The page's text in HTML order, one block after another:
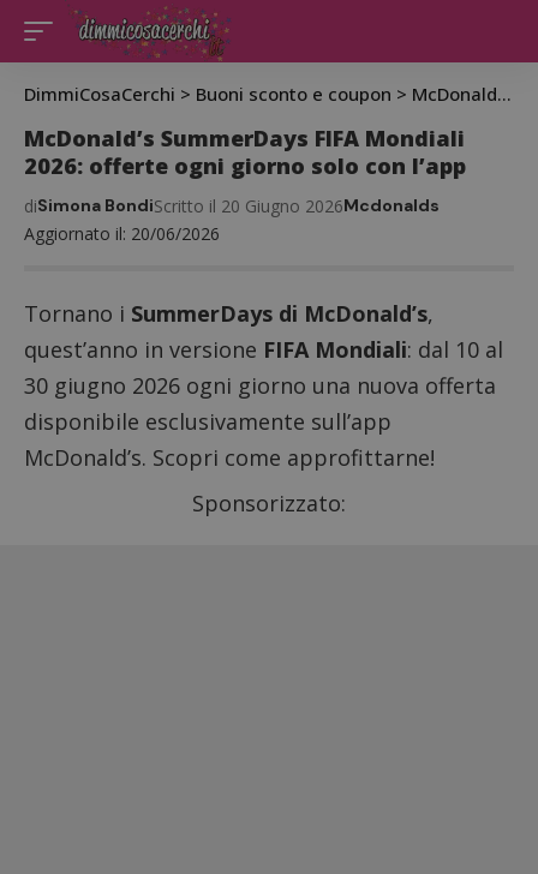
DimmiCosaCerchi > Buoni sconto e coupon > McDonald’s SummerDays FIFA Mondiali 2026: offerte ogni giorno solo con l’app
McDonald’s SummerDays FIFA Mondiali
2026: offerte ogni giorno solo con l’app
Aggiornato il: 20/06/2026
diSimona BondiScritto il 20 Giugno 2026Mcdonalds
Tornano i SummerDays di McDonald’s,
quest’anno in versione FIFA Mondiali: dal 10 al
30 giugno 2026 ogni giorno una nuova offerta
disponibile esclusivamente sull’app
McDonald’s. Scopri come approfittarne!
Sponsorizzato: